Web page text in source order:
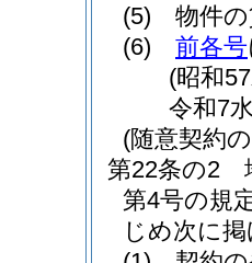
(5)
物件
(6)
前各号
(昭和
令和7
(随意契約
第22条の2
第4号の規
じめ次に